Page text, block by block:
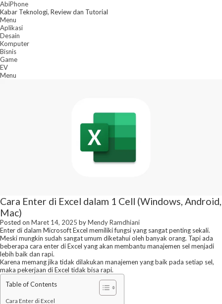
Skip
to
content
AbiPhone
Kabar Teknologi, Review dan Tutorial
Menu
Aplikasi
Desain
Komputer
Bisnis
Game
EV
Menu
Cara Enter di Excel dalam 1 Cell (Windows, Android,
Mac)
Posted on Maret 14, 2025 byMendy Ramdhiani
Enter di dalam Microsoft Excel memiliki fungsi yang sangat penting sekali.
Meski mungkin sudah sangat umum diketahui oleh banyak orang. Tapi ada
beberapa cara enter di Excel yang akan membantu manajemen sel menjadi
lebih baik dan rapi.
Karena memang jika tidak dilakukan manajemen yang baik pada setiap sel,
maka pekerjaan di Excel tidak bisa rapi.
Table of Contents
Cara Enter di Excel